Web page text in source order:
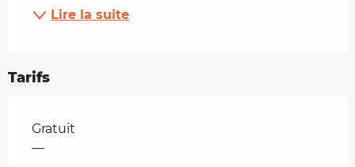
Lire la suite
Tarifs
Tarifs 2026
Gratuit
—